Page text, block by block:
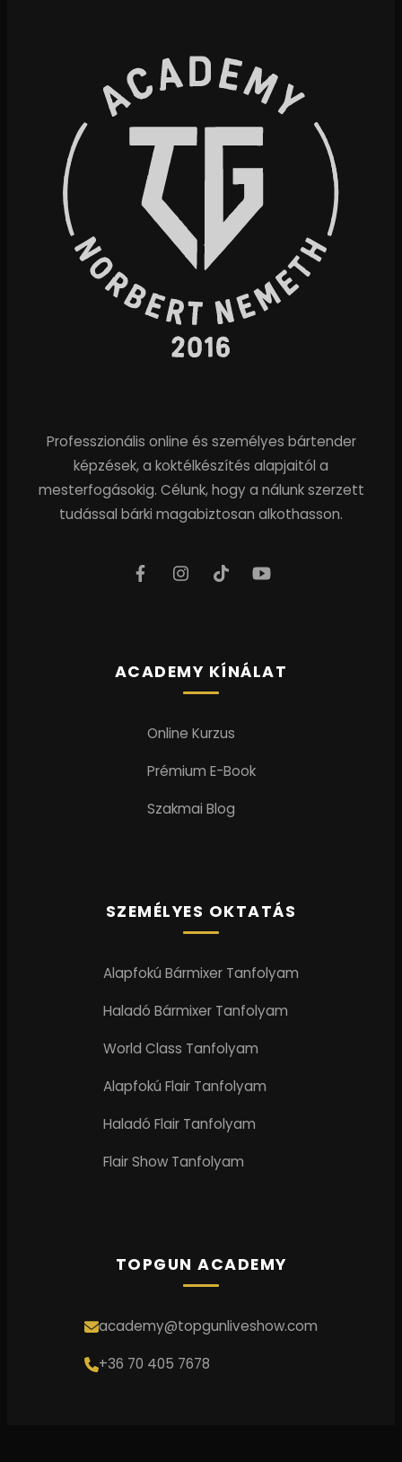
Professzionális online és személyes bártender
képzések, a koktélkészítés alapjaitól a
mesterfogásokig. Célunk, hogy a nálunk szerzett
tudással bárki magabiztosan alkothasson.
ACADEMY KÍNÁLAT
Online Kurzus
Prémium E-Book
Szakmai Blog
SZEMÉLYES OKTATÁS
Alapfokú Bármixer Tanfolyam
Haladó Bármixer Tanfolyam
World Class Tanfolyam
Alapfokú Flair Tanfolyam
Haladó Flair Tanfolyam
Flair Show Tanfolyam
TOPGUN ACADEMY
academy@topgunliveshow.com
+36 70 405 7678